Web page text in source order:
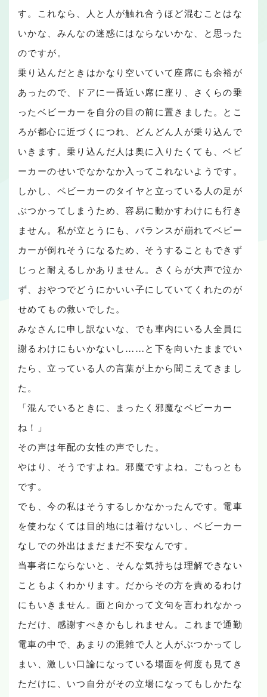
す。これなら、人と人が触れ合うほど混むことはな
いかな、みんなの迷惑にはならないかな、と思った
のですが。
乗り込んだときはかなり空いていて座席にも余裕が
あったので、ドアに一番近い席に座り、さくらの乗
ったベビーカーを自分の目の前に置きました。とこ
ろが都心に近づくにつれ、どんどん人が乗り込んで
いきます。乗り込んだ人は奥に入りたくても、ベビ
ーカーのせいでなかなか入ってこれないようです。
しかし、ベビーカーのタイヤと立っている人の足が
ぶつかってしまうため、容易に動かすわけにも行き
ません。私が立とうにも、バランスが崩れてベビー
カーが倒れそうになるため、そうすることもできず
じっと耐えるしかありません。さくらが大声で泣か
ず、おやつでどうにかいい子にしていてくれたのが
せめてもの救いでした。
みなさんに申し訳ないな、でも車内にいる人全員に
謝るわけにもいかないし……と下を向いたままでい
たら、立っている人の言葉が上から聞こえてきまし
た。
「混んでいるときに、まったく邪魔なベビーカー
ね！」
その声は年配の女性の声でした。
やはり、そうですよね。邪魔ですよね。ごもっとも
です。
でも、今の私はそうするしかなかったんです。電車
を使わなくては目的地には着けないし、ベビーカー
なしでの外出はまだまだ不安なんです。
当事者にならないと、そんな気持ちは理解できない
こともよくわかります。だからその方を責めるわけ
にもいきません。面と向かって文句を言われなかっ
ただけ、感謝すべきかもしれません。これまで通勤
電車の中で、あまりの混雑で人と人がぶつかってし
まい、激しい口論になっている場面を何度も見てき
ただけに、いつ自分がその立場になってもしかたな